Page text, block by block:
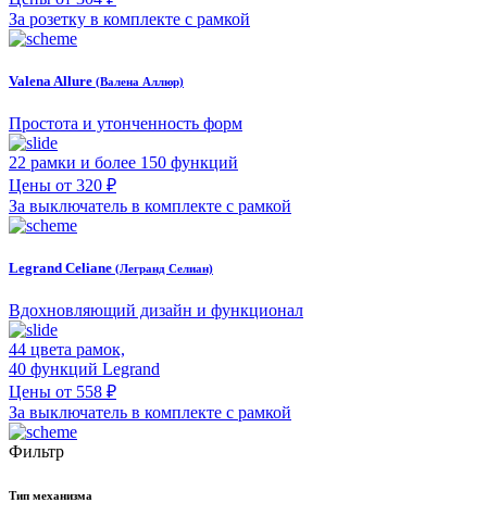
За розетку в комплекте с рамкой
Valena Allure (Валена Аллюр)
Простота и утонченность форм
22 рамки и более 150 функций
Цены от 320 ₽
За выключатель в комплекте с рамкой
Legrand Celiane (Легранд Селиан)
Вдохновляющий дизайн и функционал
44 цвета рамок,
40 функций Legrand
Цены от 558 ₽
За выключатель в комплекте с рамкой
Фильтр
Тип механизма